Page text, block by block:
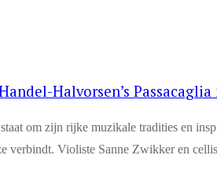
Halvorsen’s Passacaglia
om zijn rijke muzikale tradities en
verbindt. Violiste Sanne Zwikker en